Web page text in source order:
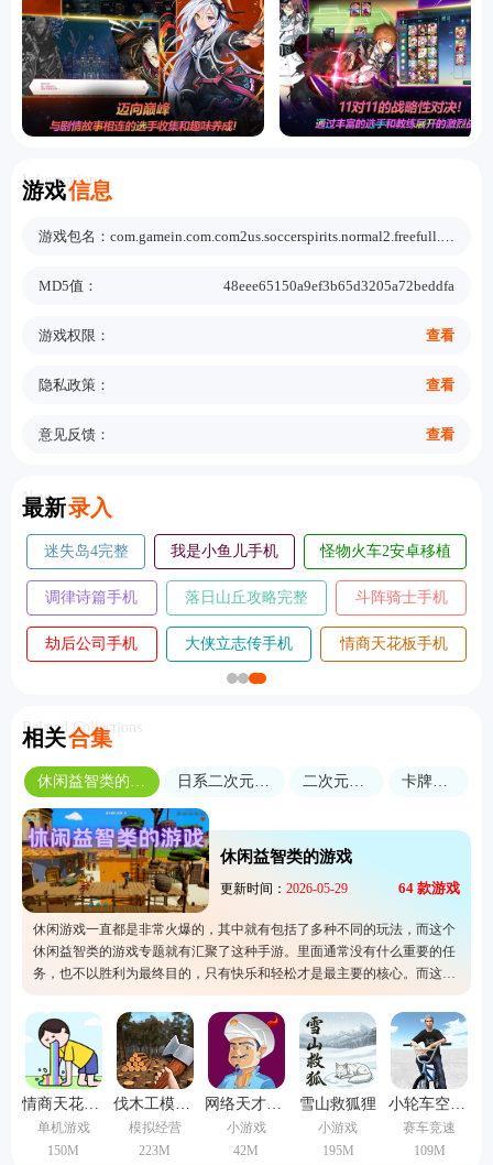
游戏信息
Information
游戏包名： com.gamein.com.com2us.soccerspirits.normal2.freefull.google.global.android.common
MD5值： 48eee65150a9ef3b65d3205a72beddfa
游戏权限： 查看
隐私政策： 查看
意见反馈： 查看
最新录入
New
迷失岛4完整
版
我是小鱼儿手机
版
怪物火车2安卓移植
版
调律诗篇手机
版
落日山丘攻略完整
版
斗阵骑士手机
版
劫后公司手机
大侠立志传手机
版
情商天花板手机
相关合集
Related Collections
休闲益智类的游戏 日系二次元手游 二次元卡牌 卡牌对战
休闲益智类的游戏
更新时间： 2026-05-29 64 款游戏
休闲游戏一直都是非常火爆的，其中就有包括了多种不同的玩法，而这个
休闲益智类的游戏专题就有汇聚了这种手游。里面通常没有什么重要的任
务，也不以胜利为最终目的，只有快乐和轻松才是最主要的核心。而这个
专题就是为了让更多的人认识到这类游戏，而且还可以用来减轻自己的压
力，给自己一个放松身心的机会。
情商天花板手机版
单机游戏
150M
伐木工模拟器3d手机版
模拟经营
223M
网络天才手机版
小游戏
42M
雪山救狐狸
小游戏
195M
小轮车空间中文版
赛车竞速
109M